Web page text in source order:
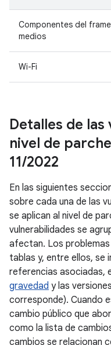
Componentes del
medios
Wi-Fi
Detalles de
nivel de
11/2022
En las siguientes
sobre cada una de las
se aplican al nivel de
vulnerabilidades se
afectan. Los problemas
tablas y, entre ellos, se
referencias asociadas,
gravedad y las
corresponde). Cuando
cambio público que
como la lista de
cambios se relacionan